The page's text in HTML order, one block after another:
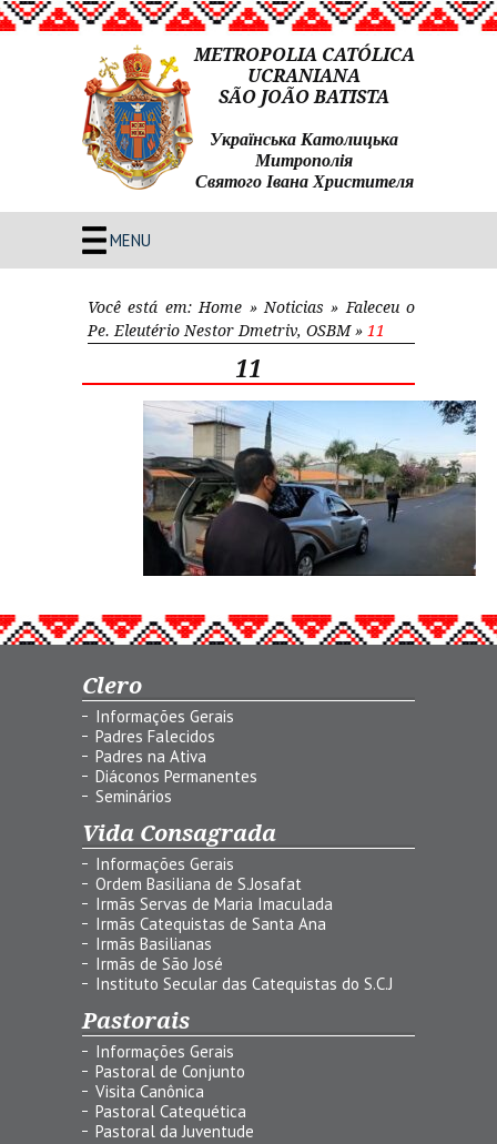
METROPOLIA CATÓLICA
UCRANIANA
SÃO JOÃO BATISTA
Українська Католицька
Митрополія
Святого Івана Христителя
MENU
Você está em: Home » Noticias » Faleceu o
Pe. Eleutério Nestor Dmetriv, OSBM» 11
11
Clero
Informações Gerais
Padres Falecidos
Padres na Ativa
Diáconos Permanentes
Seminários
Vida Consagrada
Informações Gerais
Ordem Basiliana de S.Josafat
Irmãs Servas de Maria Imaculada
Irmãs Catequistas de Santa Ana
Irmãs Basilianas
Irmãs de São José
Instituto Secular das Catequistas do S.C.J
Pastorais
Informações Gerais
Pastoral de Conjunto
Visita Canônica
Pastoral Catequética
Pastoral da Juventude